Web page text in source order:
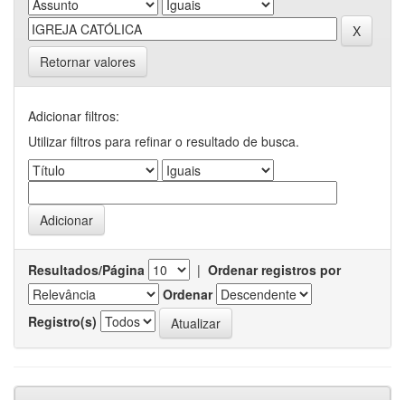
Retornar valores
Adicionar filtros:
Utilizar filtros para refinar o resultado de busca.
Resultados/Página | Ordenar registros por
Ordenar
Registro(s)